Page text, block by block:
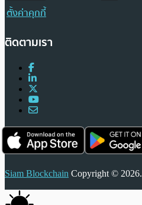
ตั้งค่าคุกกี้
ติดตามเรา
Siam Blockchain Copyright © 2026.